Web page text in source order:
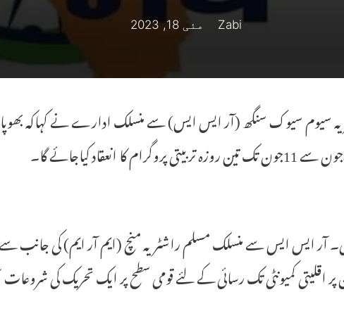
Zabi مئی 18, 2023
سیوم سیوک سنگھ (آر ایس ایس) سے منسلک ادارے نے کہاکہ
آر ایس ایس سے منسلک مسلم راشٹریہ منچ (ایم آر ایم) کی جانب
اقلیتی کمیونٹی تک رسائی کے لئے قومی سطح پر ایک تحریک کی